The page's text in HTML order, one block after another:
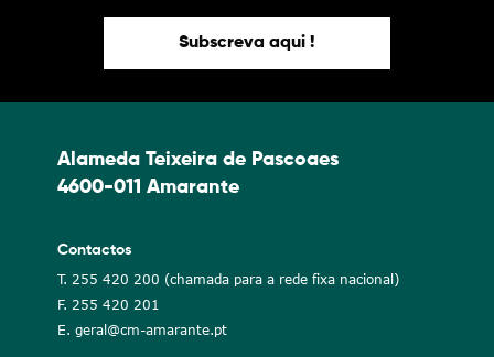
Subscreva aqui !
Alameda Teixeira de Pascoaes
4600-011 Amarante
Contactos
T. 255 420 200 (chamada para a rede fixa nacional)
F. 255 420 201
E. geral@cm-amarante.pt